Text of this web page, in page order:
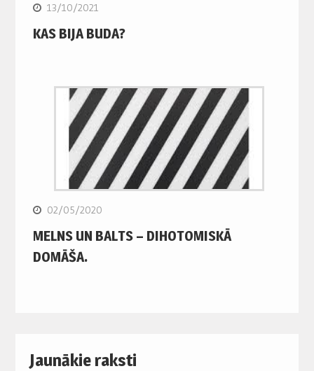
13/10/2021
KAS BIJA BUDA?
02/05/2020
MELNS UN BALTS – DIHOTOMISKĀ
DOMĀŠA.
Jaunākie raksti